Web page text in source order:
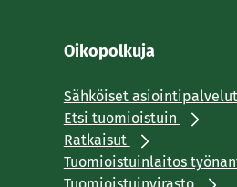
e
l
i
n
Oikopolkuja
Sähköiset asiointipalvelut
Etsi tuomioistuin
Ratkaisut
Tuomioistuinlaitos